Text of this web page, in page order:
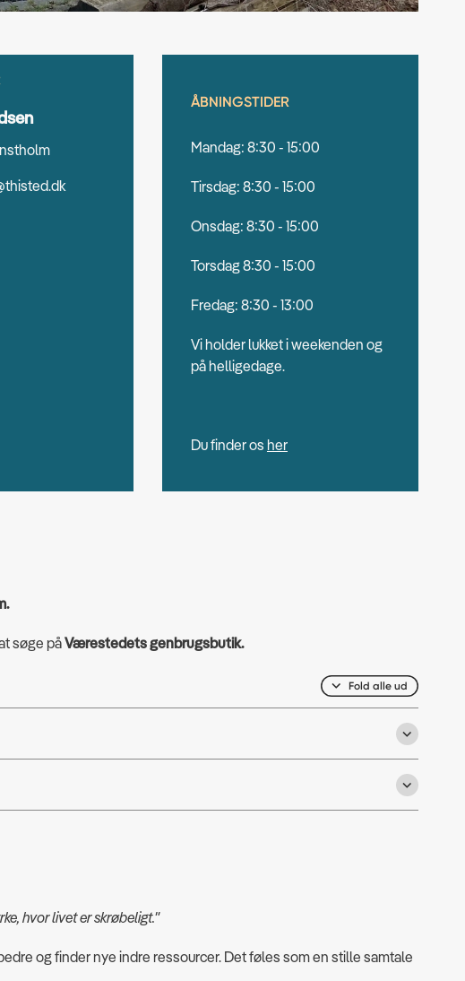
ÅBNINGSTIDER
Mandag: 8:30 - 15:00
Tirsdag: 8:30 - 15:00
Onsdag: 8:30 - 15:00
Torsdag 8:30 - 15:00
Fredag: 8:30 - 13:00
Vi holder lukket i weekenden og
på helligedage.
Du finder os her
søge påVærestedets genbrugsbutik.
Fold alle ud
hvor livet er skrøbeligt."
og finder nye indre ressourcer. Det føles som en stille samtale